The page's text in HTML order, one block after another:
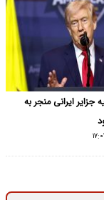
ایرانی منجر به